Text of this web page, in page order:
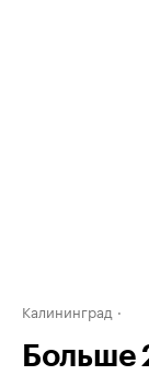
Калининград
Больше